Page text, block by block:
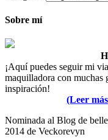
Sobre mí
¡Aquí puedes seguir mi
maquilladora con muchas
inspiración!
(Leer
Nominada al Blog de
2014 de Veckorevyn